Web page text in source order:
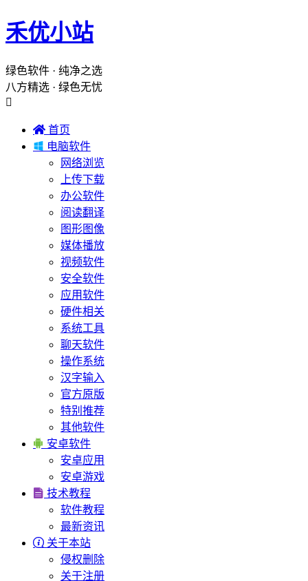
禾优小站
绿色软件 · 纯净之选
八方精选 · 绿色无忧

 首页
 电脑软件
网络浏览
上传下载
办公软件
阅读翻译
图形图像
媒体播放
视频软件
安全软件
应用软件
硬件相关
系统工具
聊天软件
操作系统
汉字输入
官方原版
特别推荐
其他软件
 安卓软件
安卓应用
安卓游戏
 技术教程
软件教程
最新资讯
 关于本站
侵权删除
关于注册